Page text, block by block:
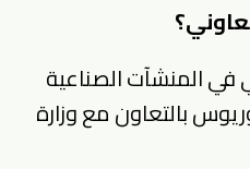
في المنشآت الصناعية
بالتعاون مع وزارة